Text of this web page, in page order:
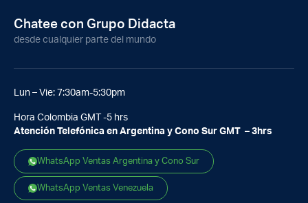
Chatee con Grupo Didacta
desde cualquier parte del mundo
Lun – Vie: 7:30am-5:30pm
Hora Colombia GMT -5 hrs
Atención Telefónica en Argentina y Cono Sur GMT – 3hrs
WhatsApp Ventas Argentina y Cono Sur
WhatsApp Ventas Venezuela